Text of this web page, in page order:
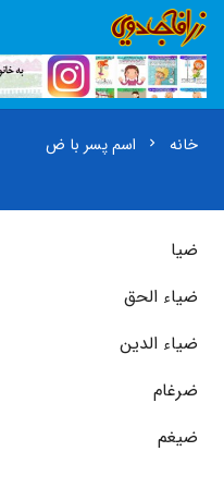
خانه chevron_right اسم پسر با ض
ضیا
ضیاء الحق
ضیاء الدین
ضرغام
ضیغم